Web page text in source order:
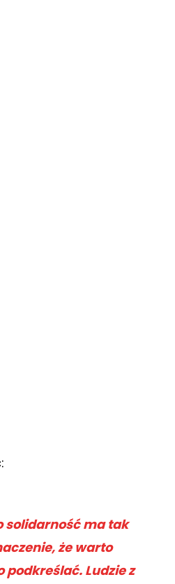
solidarność ma tak
że warto
podkreślać. Ludzie z